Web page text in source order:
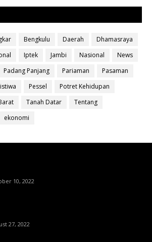
Bengkulu Daerah
Dhamasraya
Iptek Jambi Nasional
News
Padang Panjang Pariaman
Pasaman
Pessel
Potret Kehidupan
Tanah Datar
Tentang
ekonomi
10, 2022
27, 2022